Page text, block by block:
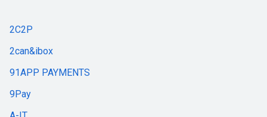
2C2P
2can&ibox
91APP PAYMENTS
9Pay